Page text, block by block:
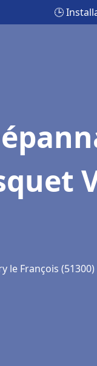
🕒
le François (51300)